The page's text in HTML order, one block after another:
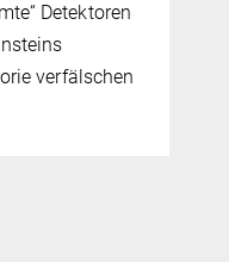
Detektoren
verfälschen